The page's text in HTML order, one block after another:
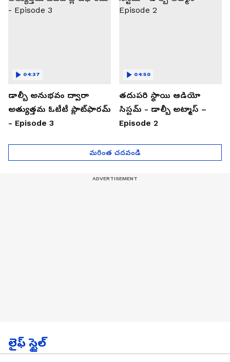
డాల్బీ అనుభవం ద్వారా
అత్యుత్తమ ఓటీటీ ప్లాట్‌ఫారమ్
- Episode 3
04:37
తదుపరి స్థాయి ఆడియో
సిస్టమ్ - డాల్బీ అట్మాస్ –
Episode 2
04:50
మరింత చదవండి
లైఫ్ స్టైల్